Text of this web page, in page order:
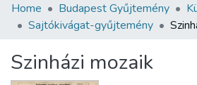
Communities & Collections
Statistics
Home Budapest Gyűjtemény
Sajtókivágat-gyűjtemény
Szinházi mozaik